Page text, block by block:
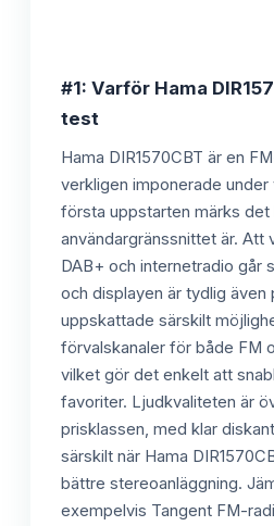
#1: Varför Hama
test
Hama DIR1570CBT är en
verkligen imponerade
första uppstarten märks det
användargränssnittet är. Att
DAB+ och internetradio går
och displayen är tydlig även
uppskattade särskilt
förvalskanaler för både FM
vilket gör det enkelt att
favoriter. Ljudkvaliteten är
prisklassen, med klar
särskilt när Hama
bättre stereoanläggning.
exempelvis Tangent FM-